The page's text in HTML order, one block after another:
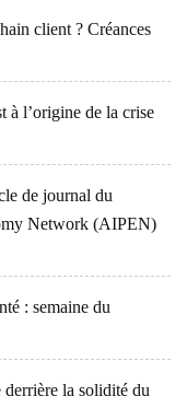
client ? Créances
à l’origine de la crise
de journal du
Network (AIPEN)
: semaine du
la solidité du